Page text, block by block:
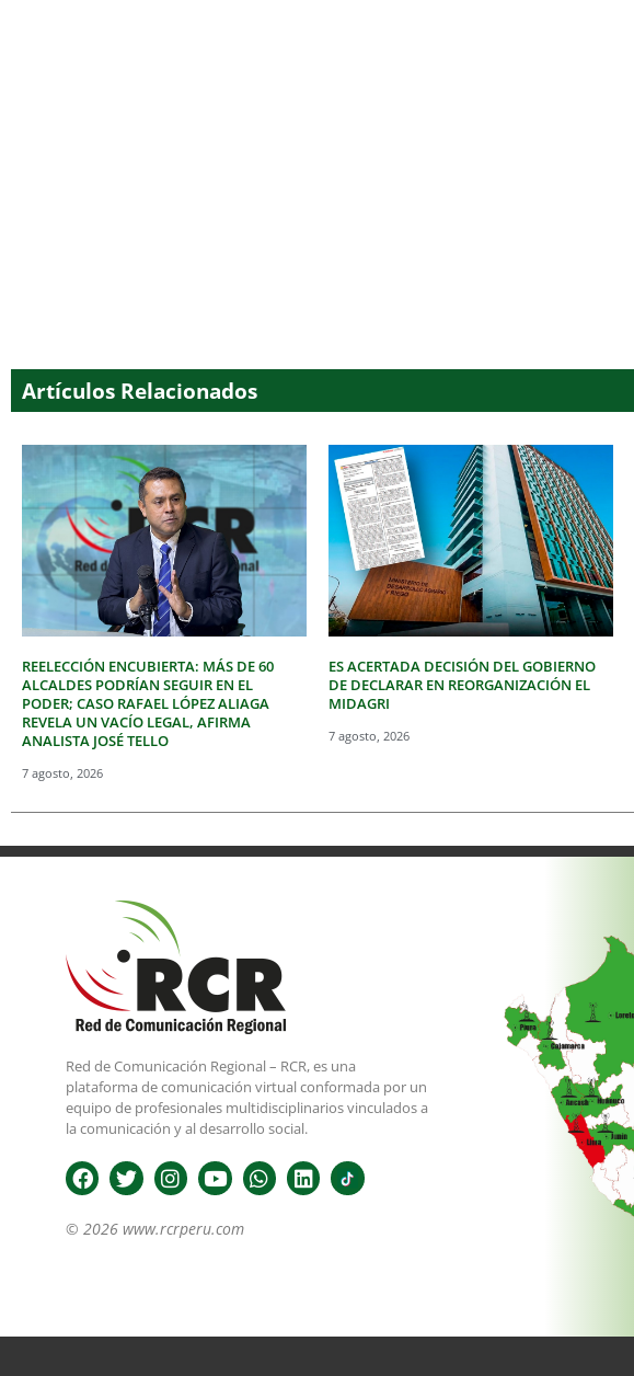
Artículos Relacionados
REELECCIÓN ENCUBIERTA: MÁS DE 60
ALCALDES PODRÍAN SEGUIR EN EL
PODER; CASO RAFAEL LÓPEZ ALIAGA
REVELA UN VACÍO LEGAL, AFIRMA
ANALISTA JOSÉ TELLO
7 agosto, 2026
ES ACERTADA DECISIÓN DEL GOBIERNO
DE DECLARAR EN REORGANIZACIÓN EL
MIDAGRI
7 agosto, 2026
Red de Comunicación Regional – RCR, es una
plataforma de comunicación virtual conformada por un
equipo de profesionales multidisciplinarios vinculados a
la comunicación y al desarrollo social.
© 2026 www.rcrperu.com